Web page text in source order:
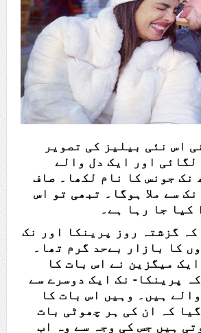
اس نئی بیلیز کی تصویر
لگائی اور ایک دل والے
نک جونس کا نام لکھا۔ صاف
سے ملا ہوگا۔ تبھی تو اس
کیا جا رہا ہے۔
گزشتہ روز پرینکا اور نک
کا بازار بےحد گرم تھا۔
ایک میگزین نے اس بات کا
پرینکا- نک ایک دوسرے سے
ہیں۔ وہیں اس بات کا
کہ ان کی ہر چھوٹی بات
ہیں جس کی وجہ سے وہ اب